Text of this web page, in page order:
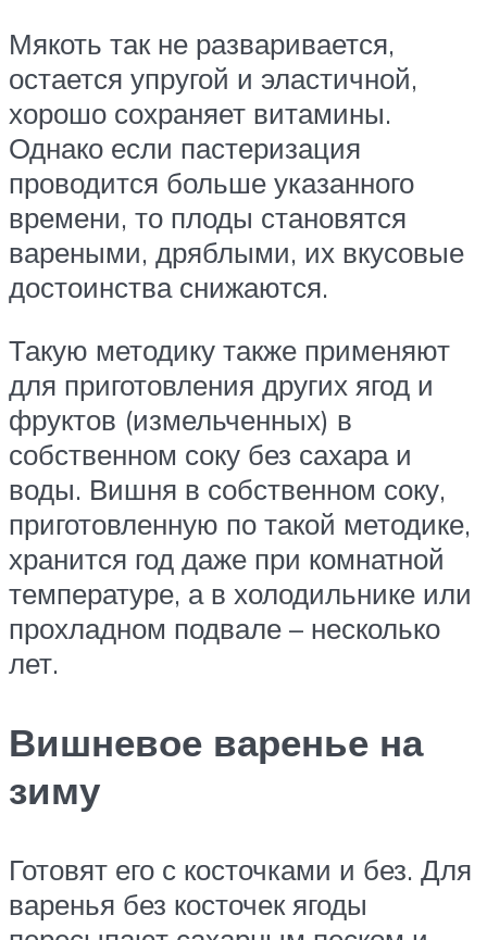
Мякоть так не разваривается,
остается упругой и эластичной,
хорошо сохраняет витамины.
Однако если пастеризация
проводится больше указанного
времени, то плоды становятся
вареными, дряблыми, их вкусовые
достоинства снижаются.
Такую методику также применяют
для приготовления других ягод и
фруктов (измельченных) в
собственном соку без сахара и
воды. Вишня в собственном соку,
приготовленную по такой методике,
хранится год даже при комнатной
температуре, а в холодильнике или
прохладном подвале – несколько
лет.
Вишневое варенье на
зиму
Готовят его с косточками и без. Для
варенья без косточек ягоды